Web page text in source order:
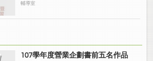
輔導室
107學年度營業企劃書前五名作品